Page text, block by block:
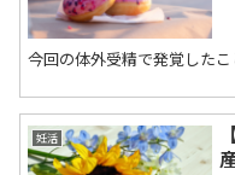
今回の体外受精で発覚したこ
妊活